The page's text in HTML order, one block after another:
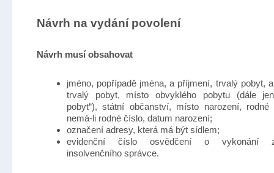
Návrh na vydání povolení
Návrh musí obsahovat
jméno, popřípadě jména, a příjmení, trvalý pobyt,
trvalý pobyt, místo obvyklého pobytu (dále
pobyt“), státní občanství, místo narození,
nemá-li rodné číslo, datum narození;
označení adresy, která má být sídlem;
evidenční číslo osvědčení o vykonání
insolvenčního správce.